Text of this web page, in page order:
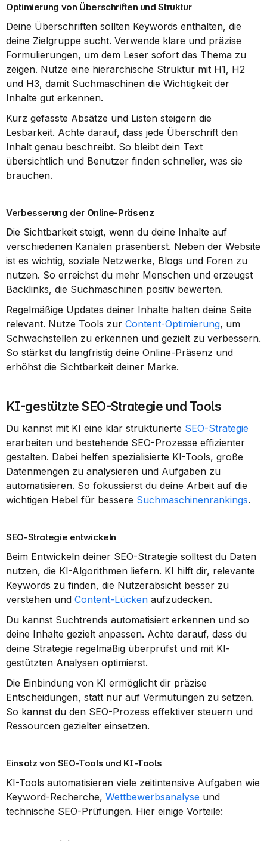
Optimierung von Überschriften und Struktur
Deine Überschriften sollten Keywords enthalten, die
deine Zielgruppe sucht. Verwende klare und präzise
Formulierungen, um dem Leser sofort das Thema zu
zeigen. Nutze eine hierarchische Struktur mit H1, H2
und H3, damit Suchmaschinen die Wichtigkeit der
Inhalte gut erkennen.
Kurz gefasste Absätze und Listen steigern die
Lesbarkeit. Achte darauf, dass jede Überschrift den
Inhalt genau beschreibt. So bleibt dein Text
übersichtlich und Benutzer finden schneller, was sie
brauchen.
Verbesserung der Online-Präsenz
Die Sichtbarkeit steigt, wenn du deine Inhalte auf
verschiedenen Kanälen präsentierst. Neben der Website
ist es wichtig, soziale Netzwerke, Blogs und Foren zu
nutzen. So erreichst du mehr Menschen und erzeugst
Backlinks, die Suchmaschinen positiv bewerten.
Regelmäßige Updates deiner Inhalte halten deine Seite
relevant. Nutze Tools zur Content-Optimierung, um
Schwachstellen zu erkennen und gezielt zu verbessern.
So stärkst du langfristig deine Online-Präsenz und
erhöhst die Sichtbarkeit deiner Marke.
KI-gestützte SEO-Strategie und Tools
Du kannst mit KI eine klar strukturierte SEO-Strategie
erarbeiten und bestehende SEO-Prozesse effizienter
gestalten. Dabei helfen spezialisierte KI-Tools, große
Datenmengen zu analysieren und Aufgaben zu
automatisieren. So fokussierst du deine Arbeit auf die
wichtigen Hebel für bessere Suchmaschinenrankings.
SEO-Strategie entwickeln
Beim Entwickeln deiner SEO-Strategie solltest du Daten
nutzen, die KI-Algorithmen liefern. KI hilft dir, relevante
Keywords zu finden, die Nutzerabsicht besser zu
verstehen und Content-Lücken aufzudecken.
Du kannst Suchtrends automatisiert erkennen und so
deine Inhalte gezielt anpassen. Achte darauf, dass du
deine Strategie regelmäßig überprüfst und mit KI-
gestützten Analysen optimierst.
Die Einbindung von KI ermöglicht dir präzise
Entscheidungen, statt nur auf Vermutungen zu setzen.
So kannst du den SEO-Prozess effektiver steuern und
Ressourcen gezielter einsetzen.
Einsatz von SEO-Tools und KI-Tools
KI-Tools automatisieren viele zeitintensive Aufgaben wie
Keyword-Recherche, Wettbewerbsanalyse und
technische SEO-Prüfungen. Hier einige Vorteile: